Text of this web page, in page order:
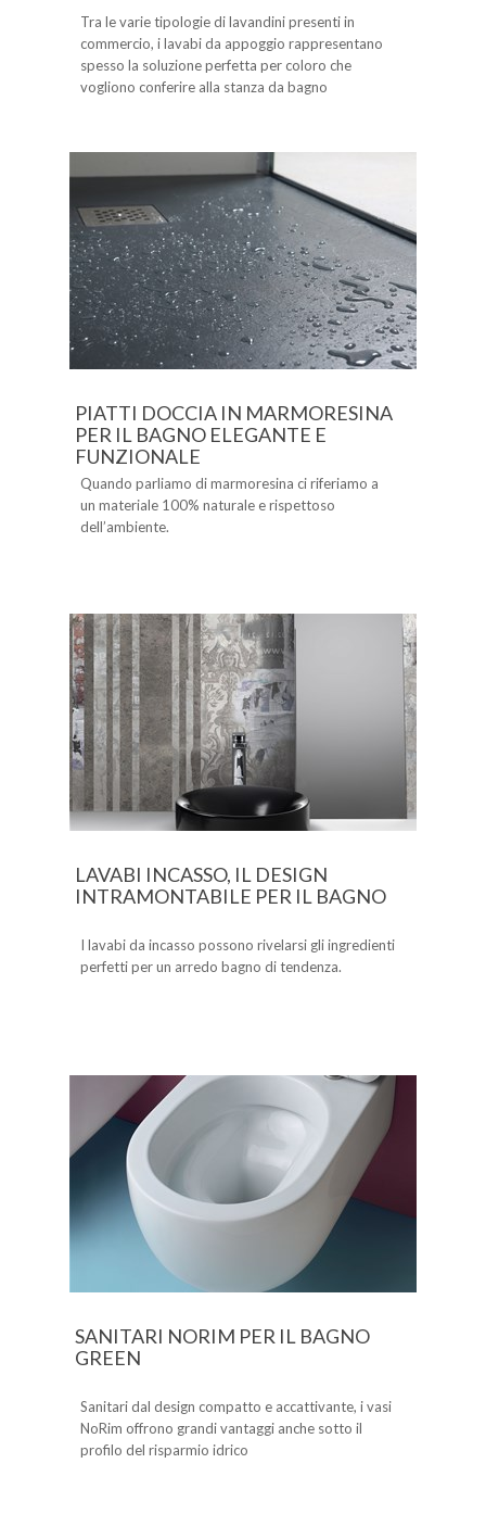
Tra le varie tipologie di lavandini presenti in
commercio, i lavabi da appoggio rappresentano
spesso la soluzione perfetta per coloro che
vogliono conferire alla stanza da bagno
PIATTI DOCCIA IN MARMORESINA
PER IL BAGNO ELEGANTE E
FUNZIONALE
Quando parliamo di marmoresina ci riferiamo a
un materiale 100% naturale e rispettoso
dell’ambiente.
LAVABI INCASSO, IL DESIGN
INTRAMONTABILE PER IL BAGNO
I lavabi da incasso possono rivelarsi gli ingredienti
perfetti per un arredo bagno di tendenza.
SANITARI NORIM PER IL BAGNO
GREEN
Sanitari dal design compatto e accattivante, i vasi
NoRim offrono grandi vantaggi anche sotto il
profilo del risparmio idrico